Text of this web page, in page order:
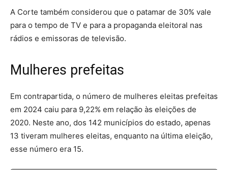
A Corte também considerou que o patamar de 30% vale
para o tempo de TV e para a propaganda eleitoral nas
rádios e emissoras de televisão.
Mulheres prefeitas
Em contrapartida, o número de mulheres eleitas prefeitas
em 2024 caiu para 9,22% em relação às eleições de
2020. Neste ano, dos 142 municípios do estado, apenas
13 tiveram mulheres eleitas, enquanto na última eleição,
esse número era 15.